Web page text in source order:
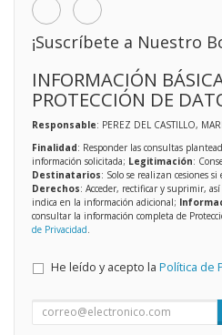
¡Suscríbete a Nuestro
INFORMACIÓN
PROTECCIÓN DE
Responsable: PEREZ DEL CASTILLO,
Finalidad: Responder las consultas
información solicitada; Legitimación:
Destinatarios: Solo se realizan cesiones
Derechos: Acceder, rectificar y suprimir, así
indica en la información adicional;
consultar la información completa de
de Privacidad
He leído y acepto la Política de